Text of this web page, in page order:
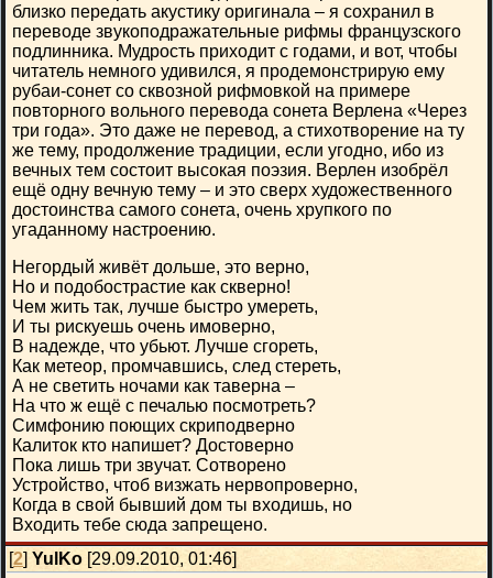
близко передать акустику оригинала – я сохранил в
переводе звукоподражательные рифмы французского
подлинника. Мудрость приходит с годами, и вот, чтобы
читатель немного удивился, я продемонстрирую ему
рубаи-сонет со сквозной рифмовкой на примере
повторного вольного перевода сонета Верлена «Через
три года». Это даже не перевод, а стихотворение на ту
же тему, продолжение традиции, если угодно, ибо из
вечных тем состоит высокая поэзия. Верлен изобрёл
ещё одну вечную тему – и это сверх художественного
достоинства самого сонета, очень хрупкого по
угаданному настроению.
Негордый живёт дольше, это верно,
Но и подобострастие как скверно!
Чем жить так, лучше быстро умереть,
И ты рискуешь очень имоверно,
В надежде, что убьют. Лучше сгореть,
Как метеор, промчавшись, след стереть,
А не светить ночами как таверна –
На что ж ещё с печалью посмотреть?
Симфонию поющих скриподверно
Калиток кто напишет? Достоверно
Пока лишь три звучат. Сотворено
Устройство, чтоб визжать нервопроверно,
Когда в свой бывший дом ты входишь, но
Входить тебе сюда запрещено.
[2] YulKo [29.09.2010, 01:46]